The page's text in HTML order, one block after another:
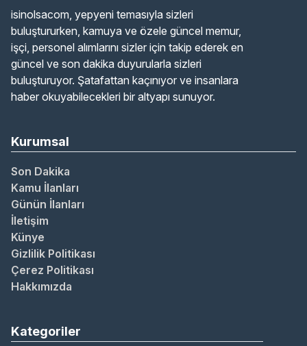
isinolsacom, yepyeni temasıyla sizleri
buluştururken, kamuya ve özele güncel memur,
işçi, personel alımlarını sizler için takip ederek en
güncel ve son dakika duyurularla sizleri
buluşturuyor. Şatafattan kaçınıyor ve insanlara
haber okuyabilecekleri bir altyapı sunuyor.
Kurumsal
Son Dakika
Kamu İlanları
Günün İlanları
İletişim
Künye
Gizlilik Politikası
Çerez Politikası
Hakkımızda
Kategoriler